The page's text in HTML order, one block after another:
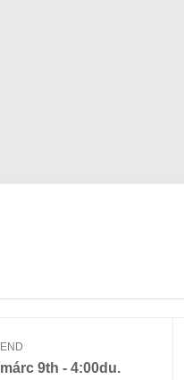
END
márc 9th - 4:00du.